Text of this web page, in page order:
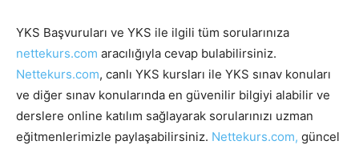
YKS Başvuruları ve YKS ile ilgili tüm sorularınıza
nettekurs.com aracılığıyla cevap bulabilirsiniz.
Nettekurs.com, canlı YKS kursları ile YKS sınav konuları
ve diğer sınav konularında en güvenilir bilgiyi alabilir ve
derslere online katılım sağlayarak sorularınızı uzman
eğitmenlerimizle paylaşabilirsiniz. Nettekurs.com, güncel